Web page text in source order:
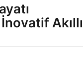
Akıllı